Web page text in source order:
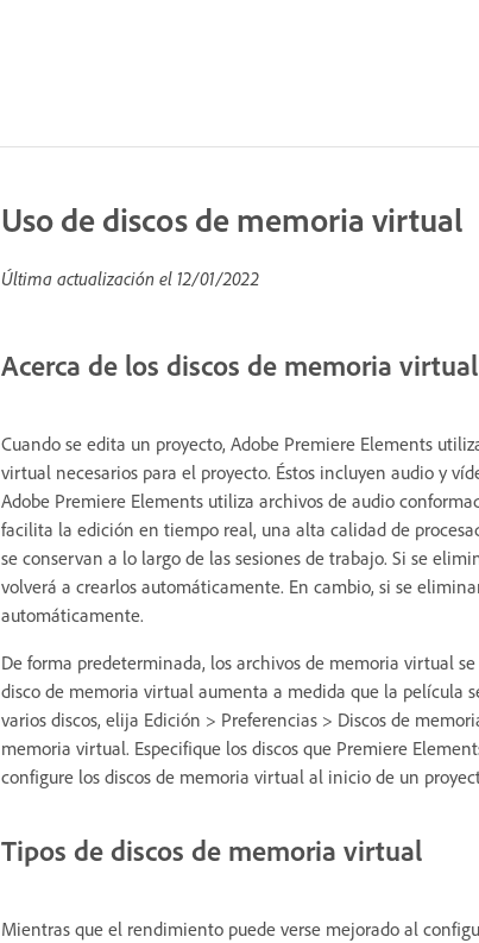
Uso de discos de memoria virtual
Última actualización el 12/01/2022
Acerca de los discos de memoria virtual
Cuando se edita un proyecto, Adobe Premiere Elements
virtual necesarios para el proyecto. Éstos incluyen audio y
Adobe Premiere Elements utiliza archivos de audio
facilita la edición en tiempo real, una alta calidad de
se conservan a lo largo de las sesiones de trabajo. Si se
volverá a crearlos automáticamente. En cambio, si se
automáticamente.
De forma predeterminada, los archivos de memoria virtual
disco de memoria virtual aumenta a medida que la película
varios discos, elija Edición > Preferencias > Discos de
memoria virtual. Especifique los discos que Premiere
configure los discos de memoria virtual al inicio de un
Tipos de discos de memoria virtual
Mientras que el rendimiento puede verse mejorado al